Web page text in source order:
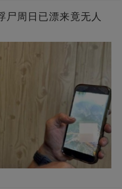
尸周日已漂来竟无人